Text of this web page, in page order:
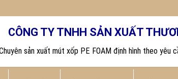
CÔNG TY TNHH SẢN XUẤT
sản xuất mút xốp PE FOAM định hình theo yêu